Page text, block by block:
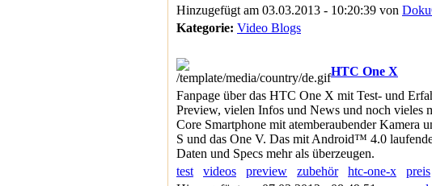
Hinzugefügt am 03.03.2013 - 10:20:39 von
Kategorie: Video Blogs
HTC One X
Fanpage über das HTC One X mit Test- und
Preview, vielen Infos und News und noch vieles
Core Smartphone mit atemberaubender Kamera
S und das One V. Das mit Android™ 4.0
Daten und Specs mehr als überzeugen.
test
videos preview zubehör htc-one-x preis